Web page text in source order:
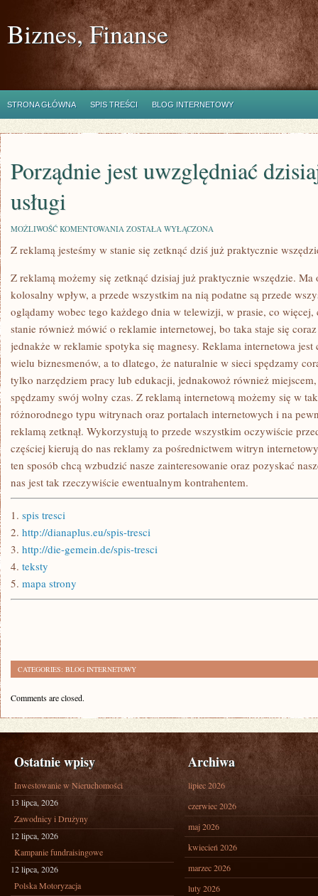
Biznes, Finanse
STRONA GŁÓWNA SPIS TREŚCI BLOG INTERNETOWY
Porządnie jest uwzględniać
usługi
MOŻLIWOŚĆ KOMENTOWANIA PORZĄDNIE
UWZGLĘDNIAĆ
DZISIAJ
USŁUGI
ZOSTAŁA WYŁĄCZONA
Z reklamą jesteśmy w stanie się zetknąć dziś już praktycznie
Z reklamą możemy się zetknąć dzisiaj już praktycznie wszędzie. Ma
kolosalny wpływ, a przede wszystkim na nią podatne są przede
oglądamy wobec tego każdego dnia w telewizji, w prasie, co więcej,
stanie również mówić o reklamie internetowej, bo taka staje się
jednakże w reklamie spotyka się magnesy. Reklama internetowa jest
wielu biznesmenów, a to dlatego, że naturalnie w sieci spędzamy
tylko narzędziem pracy lub edukacji, jednakowoż również
spędzamy swój wolny czas. Z reklamą internetową możemy się w
różnorodnego typu witrynach oraz portalach internetowych i na
reklamą zetknął. Wykorzystują to przede wszystkim oczywiście
częściej kierują do nas reklamy za pośrednictwem witryn
ten sposób chcą wzbudzić nasze zainteresowanie oraz pozyskać
nas jest tak rzeczywiście ewentualnym kontrahentem.
1. spis tresci
2. http://dianaplus.eu/spis-tresci
3. http://die-gemein.de/spis-tresci
4. teksty
5. mapa strony
CATEGORIES: BLOG INTERNETOWY
Comments are closed.
Ostatnie wpisy
Inwestowanie w Nieruchomości
13 lipca, 2026
Zawodnicy i Drużyny
12 lipca, 2026
Kampanie fundraisingowe
12 lipca, 2026
Polska Motoryzacja
Archiwa
lipiec 2026
czerwiec 2026
maj 2026
kwiecień 2026
marzec 2026
luty 2026